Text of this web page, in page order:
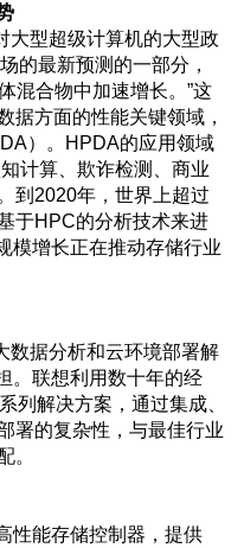
大型超级计算机的大型政
的最新预测的一部分，
混合物中加速增长。”这
据方面的性能关键领域，
）。HPDA的应用领域
计算、欺诈检测、商业
到2020年，世界上超过
于HPC的分析技术来进
模增长正在推动存储行业
数据分析和云环境部署解
。联想利用数十年的经
列解决方案，通过集成、
署的复杂性，与最佳行业
。
性能存储控制器，提供